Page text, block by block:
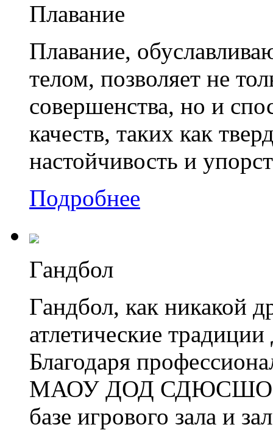
Плавание
Плавание,
телом, позволяет не
совершенства, но и
качеств, таких как
настойчивость и
Подробнее
Гандбол
Гандбол, как никакой
атлетические
Благодаря
МАОУ ДОД СДЮСШОР
базе игрового зала и